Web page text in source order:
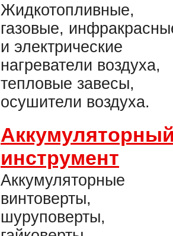
Жидкотопливные,
газовые,
и электрические
нагреватели воздуха,
тепловые завесы,
осушители воздуха.
инструмент
Аккумуляторные
винтоверты,
шуруповерты,